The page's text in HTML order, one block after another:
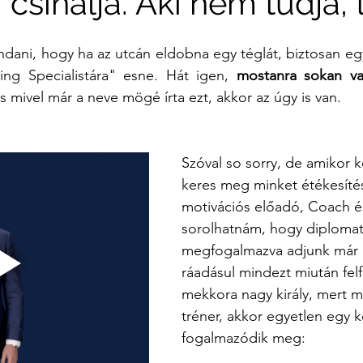
irányítási rendszer Cégszervezés
hogy ha az utcán eldobna egy téglát, biztosan
Specialistára" esne. Hát igen, mostanra sokan
mivel már a neve mögé írta ezt, akkor az úgy is van.
Szóval so sorry, de amikor
keres meg minket
motivációs előadó, Coach
sorolhatnám, hogy
megfogalmazva adjunk
ráadásul mindezt miután
mekkora nagy király, mert
tréner, akkor egyetlen egy
fogalmazódik meg: